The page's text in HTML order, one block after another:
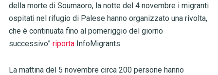
della morte di Soumaoro, la notte del 4 novembre i migranti
ospitati nel rifugio di Palese hanno organizzato una rivolta,
che è continuata fino al pomeriggio del giorno
successivo” riportaInfoMigrants.
La mattina del 5 novembre circa 200 persone hanno